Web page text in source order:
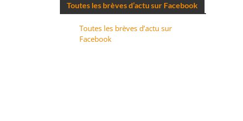
Toutes les brèves d’actu sur Facebook
Toutes les brèves d’actu sur
Facebook